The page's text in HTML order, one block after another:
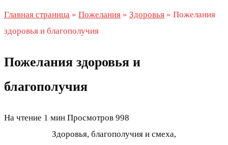
Главная страница » Пожелания » Здоровья » Пожелания
здоровья и благополучия
Пожелания здоровья и
благополучия
На чтение 1 мин Просмотров 998
Здоровья, благополучия и смеха,